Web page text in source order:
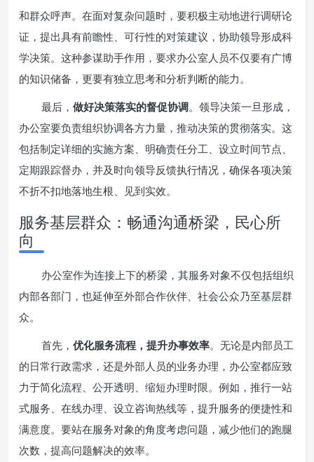
和群众呼声。在面对复杂问题时，要积极主动地进行调研论
证，提出具有前瞻性、可行性的对策建议，协助领导形成科
学决策。这种参谋助手作用，要求办公室人员不仅要有广博
的知识储备，更要有独立思考和分析判断的能力。
最后， 做好决策落实的督促协调。领导决策一旦形成，
办公室要负责组织协调各方力量，推动决策的贯彻落实。这
包括制定详细的实施方案、明确责任分工、设立时间节点、
定期跟踪督办，并及时向领导反馈执行情况，确保各项决策
不折不扣地落地生根、见到实效。
服务基层群众：畅通沟通桥梁，民心所
向
办公室作为连接上下的桥梁，其服务对象不仅包括组织
内部各部门，也延伸至外部合作伙伴、社会公众乃至基层群
众。
首先， 优化服务流程，提升办事效率。无论是内部员工
的日常行政需求，还是外部人员的业务办理，办公室都应致
力于简化流程、公开透明、缩短办理时限。例如，推行一站
式服务、在线办理、设立咨询热线等，提升服务的便捷性和
满意度。要站在服务对象的角度考虑问题，减少他们的跑腿
次数，提高问题解决的效率。